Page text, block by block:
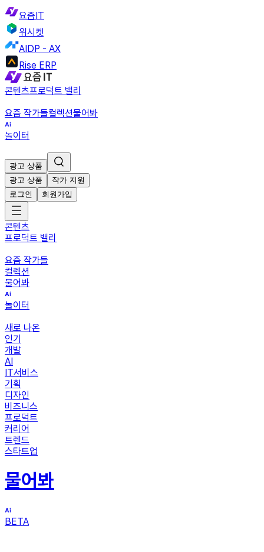
요즘IT
위시켓
AIDP - AX
Rise ERP
콘텐츠프로덕트 밸리
요즘 작가들컬렉션물어봐
놀이터
광고 상품
광고 상품
작가 지원
로그인
회원가입
콘텐츠
프로덕트 밸리
요즘 작가들
컬렉션
물어봐
놀이터
새로 나온
인기
개발
AI
IT서비스
기획
디자인
비즈니스
프로덕트
커리어
트렌드
스타트업
물어봐
BETA